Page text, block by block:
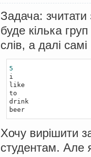
Задача:
буде кілька
слів, а далі
5
i
like
to
drink
beer
Хочу вирішити
студентам. Але